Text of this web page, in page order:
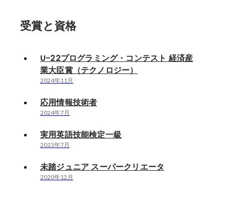
受賞と資格
U-22プログラミング・コンテスト 経済産
業大臣賞（テクノロジー）
2024年11月
応用情報技術者
2024年7月
実用英語技能検定一級
2023年7月
未踏ジュニア スーパークリエータ
2020年12月